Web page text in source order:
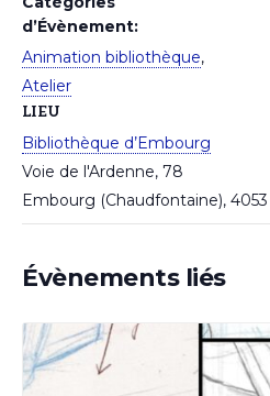
d’Évènement:
Animation bibliothèque,
Atelier
LIEU
Bibliothèque d’Embourg
Voie de l'Ardenne, 78
Embourg (Chaudfontaine), 4053
Évènements liés